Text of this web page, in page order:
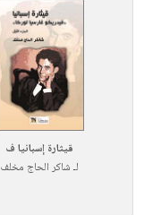
قيثارة إسبانيا ف
لـشاكر الحاج مخلف